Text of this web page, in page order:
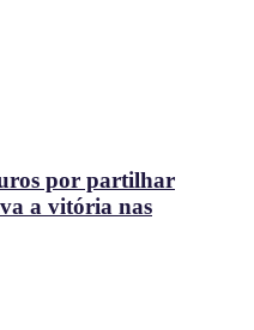
por partilhar
a vitória nas